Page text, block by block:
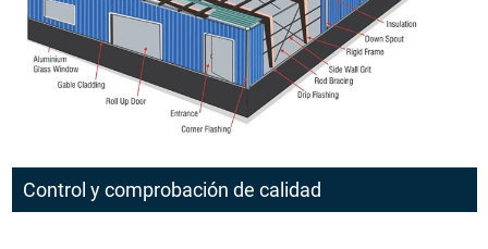
Control y comprobación de calidad